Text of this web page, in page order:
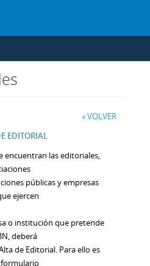
« VOLVER
EDITORIAL
encuentran las editoriales,
públicas y empresas
ejercen
o institución que pretende
deberá
de Editorial. Para ello es